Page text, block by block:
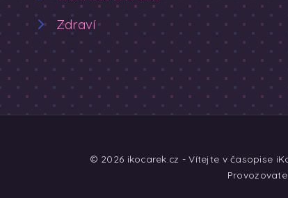
Zdraví
© 2026 ikocarek.cz - Vítejte v časopise